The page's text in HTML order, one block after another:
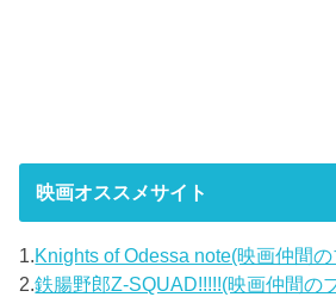
映画オススメサイト
1.Knights of Odessa note(映画仲間
2.鉄腸野郎Z-SQUAD!!!!!(映画仲間の